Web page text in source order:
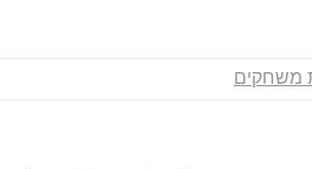
משחקים